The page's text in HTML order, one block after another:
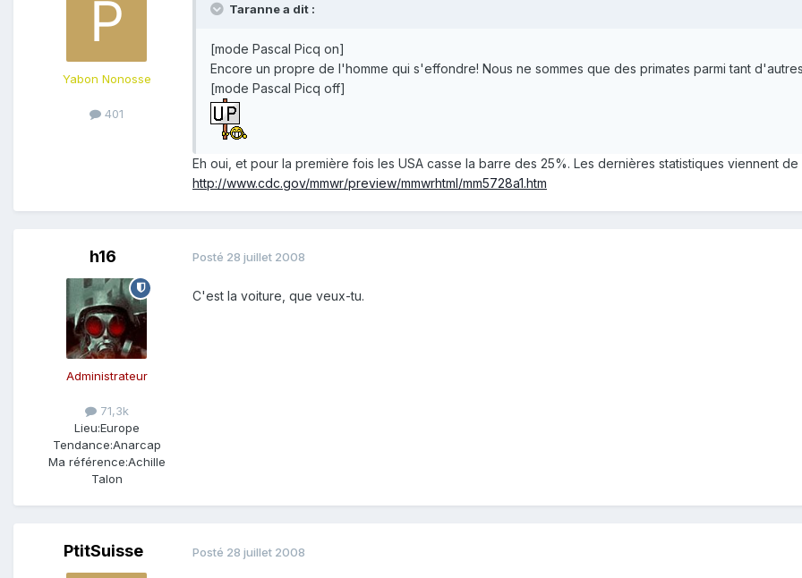
Yabon Nonosse
401
Taranne a dit :
[mode Pascal Picq on]
Encore un propre de l'homme qui s'effondre! Nous ne sommes que des primates parmi tant
[mode Pascal Picq off]
Eh oui, et pour la première fois les USA casse la barre des 25%. Les dernières statistiques viennent de
http://www.cdc.gov/mmwr/preview/mmwrhtml/mm5728a1.htm
h16
Administrateur
71,3k
Lieu:Europe
Tendance:Anarcap
Ma référence:Achille
Talon
Posté 28 juillet 2008
C'est la voiture, que veux-tu.
PtitSuisse Posté 28 juillet 2008